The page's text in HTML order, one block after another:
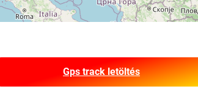
Gps track letöltés